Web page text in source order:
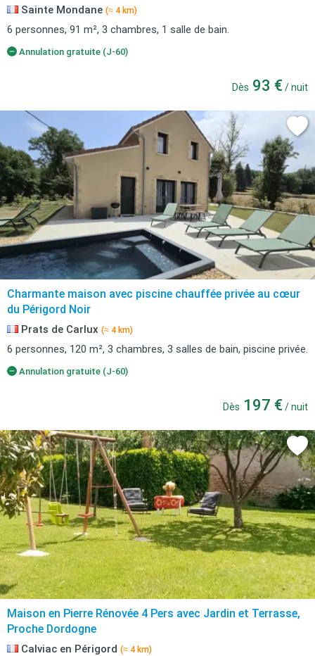
Sainte Mondane (≈ 4 km)
6 personnes, 91 m², 3 chambres, 1 salle de bain.
Annulation gratuite (J-60)
Dès 93 € / nuit
Charmante maison avec piscine chauffée privée au cœur
du Périgord Noir
Prats de Carlux (≈ 4 km)
6 personnes, 120 m², 3 chambres, 3 salles de bain, piscine privée.
Annulation gratuite (J-60)
Dès 197 € / nuit
Maison en Pierre Rénovée 4 Pers avec Jardin et Terrasse,
Proche Dordogne
Calviac en Périgord (≈ 4 km)